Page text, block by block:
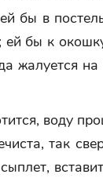
бы в
ей бы к
жалуется
воду
так